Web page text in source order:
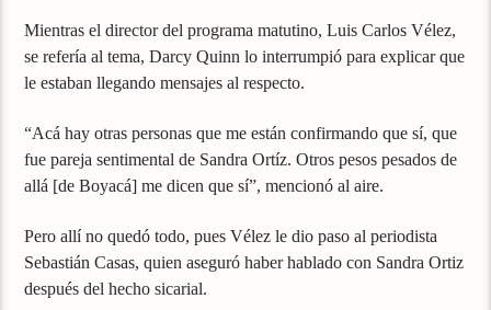
Mientras el director del programa matutino, Luis Carlos Vélez,
se refería al tema, Darcy Quinn lo interrumpió para explicar que
le estaban llegando mensajes al respecto.
“Acá hay otras personas que me están confirmando que sí, que
fue pareja sentimental de Sandra Ortíz. Otros pesos pesados de
allá [de Boyacá] me dicen que sí”, mencionó al aire.
Pero allí no quedó todo, pues Vélez le dio paso al periodista
Sebastián Casas, quien aseguró haber hablado con Sandra Ortiz
después del hecho sicarial.